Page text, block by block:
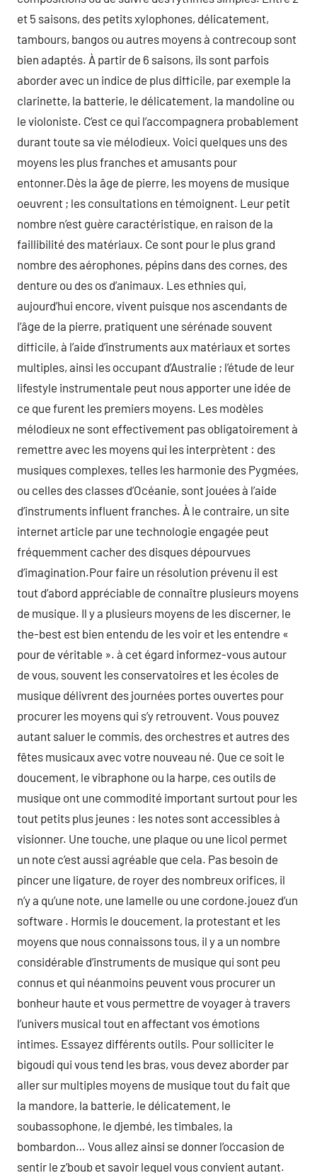
et 5 saisons, des petits xylophones, délicatement,
tambours, bangos ou autres moyens à contrecoup sont
bien adaptés. À partir de 6 saisons, ils sont parfois
aborder avec un indice de plus difficile, par exemple la
clarinette, la batterie, le délicatement, la mandoline ou
le violoniste. C’est ce qui l’accompagnera probablement
durant toute sa vie mélodieux. Voici quelques uns des
moyens les plus franches et amusants pour
entonner.Dès la âge de pierre, les moyens de musique
oeuvrent ; les consultations en témoignent. Leur petit
nombre n’est guère caractéristique, en raison de la
faillibilité des matériaux. Ce sont pour le plus grand
nombre des aérophones, pépins dans des cornes, des
denture ou des os d’animaux. Les ethnies qui,
aujourd’hui encore, vivent puisque nos ascendants de
l’âge de la pierre, pratiquent une sérénade souvent
difficile, à l’aide d’instruments aux matériaux et sortes
multiples, ainsi les occupant d’Australie ; l’étude de leur
lifestyle instrumentale peut nous apporter une idée de
ce que furent les premiers moyens. Les modèles
mélodieux ne sont effectivement pas obligatoirement à
remettre avec les moyens qui les interprètent : des
musiques complexes, telles les harmonie des Pygmées,
ou celles des classes d’Océanie, sont jouées à l’aide
d’instruments influent franches. À le contraire, un site
internet article par une technologie engagée peut
fréquemment cacher des disques dépourvues
d’imagination.Pour faire un résolution prévenu il est
tout d’abord appréciable de connaître plusieurs moyens
de musique. Il y a plusieurs moyens de les discerner, le
the-best est bien entendu de les voir et les entendre «
pour de véritable ». à cet égard informez-vous autour
de vous, souvent les conservatoires et les écoles de
musique délivrent des journées portes ouvertes pour
procurer les moyens qui s’y retrouvent. Vous pouvez
autant saluer le commis, des orchestres et autres des
fêtes musicaux avec votre nouveau né. Que ce soit le
doucement, le vibraphone ou la harpe, ces outils de
musique ont une commodité important surtout pour les
tout petits plus jeunes : les notes sont accessibles à
visionner. Une touche, une plaque ou une licol permet
un note c’est aussi agréable que cela. Pas besoin de
pincer une ligature, de royer des nombreux orifices, il
n’y a qu’une note, une lamelle ou une cordone.jouez d’un
software . Hormis le doucement, la protestant et les
moyens que nous connaissons tous, il y a un nombre
considérable d’instruments de musique qui sont peu
connus et qui néanmoins peuvent vous procurer un
bonheur haute et vous permettre de voyager à travers
l’univers musical tout en affectant vos émotions
intimes. Essayez différents outils. Pour solliciter le
bigoudi qui vous tend les bras, vous devez aborder par
aller sur multiples moyens de musique tout du fait que
la mandore, la batterie, le délicatement, le
soubassophone, le djembé, les timbales, la
bombardon… Vous allez ainsi se donner l’occasion de
sentir le z’boub et savoir lequel vous convient autant.